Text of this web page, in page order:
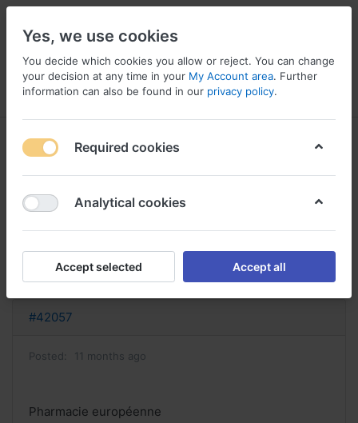
Menu Log in Compare Wishlist
nitrofurantoine sans ordonnance
nitrofurantoïne sans ordonnance
Reply
#42057
Posted: 11 months ago
Pharmacie européenne
Yes, we use cookies
You decide which cookies you allow or reject. You can change
your decision at any time in your My Account area. Further
information can also be found in our privacy policy.
Required cookies
Analytical cookies
Accept selected Accept all